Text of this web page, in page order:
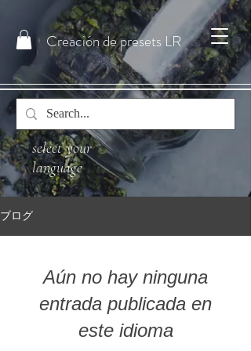
Creación de presets LR
select your
language
ブログ
Aún no hay ninguna
entrada publicada en
este idioma